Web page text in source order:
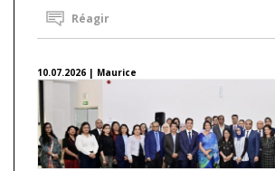
Réagir
10.07.2026 | Maurice